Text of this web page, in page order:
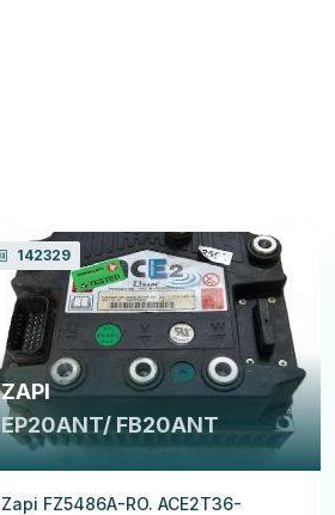
142329
ZAPI
EP20ANT/ FB20ANT
Zapi FZ5486A-RO. ACE2T36-